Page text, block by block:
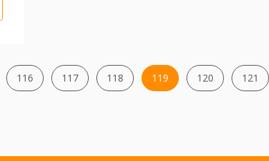
116 117 118 119 120 121